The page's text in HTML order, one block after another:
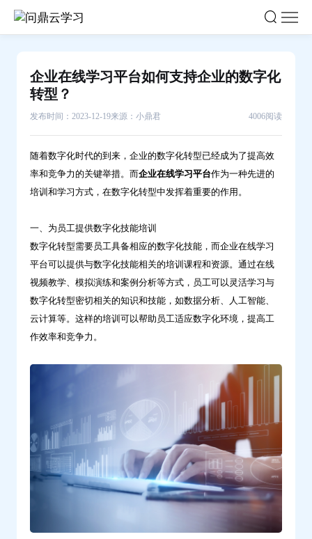
型？-
企业在线学习平台如何支持企业的数字化
转型？
发布时间：2023-12-19来源：小鼎君 4006阅读
随着数字化时代的到来，企业的数字化转型已经成为了提高效
率和竞争力的关键举措。而企业在线学习平台作为一种先进的
培训和学习方式，在数字化转型中发挥着重要的作用。
一、为员工提供数字化技能培训
数字化转型需要员工具备相应的数字化技能，而企业在线学习
平台可以提供与数字化技能相关的培训课程和资源。通过在线
视频教学、模拟演练和案例分析等方式，员工可以灵活学习与
数字化转型密切相关的知识和技能，如数据分析、人工智能、
云计算等。这样的培训可以帮助员工适应数字化环境，提高工
作效率和竞争力。